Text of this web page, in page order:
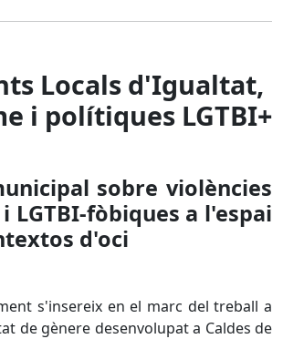
Locals d'Igualtat,
i polítiques LGTBI+
sobre violències
LGTBI-fòbiques a l'espai
d'oci
s'insereix en el marc del treball a
de gènere desenvolupat a Caldes de